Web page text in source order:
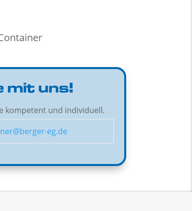
mit uns!
kompetent und individuell.
eg.de